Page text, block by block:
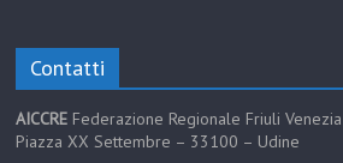
Contatti
AICCRE Federazione Regionale Friuli
Piazza XX Settembre – 33100 – Udine